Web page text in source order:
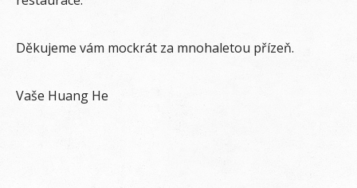
Děkujeme vám mockrát za mnohaletou přízeň.
Vaše Huang He